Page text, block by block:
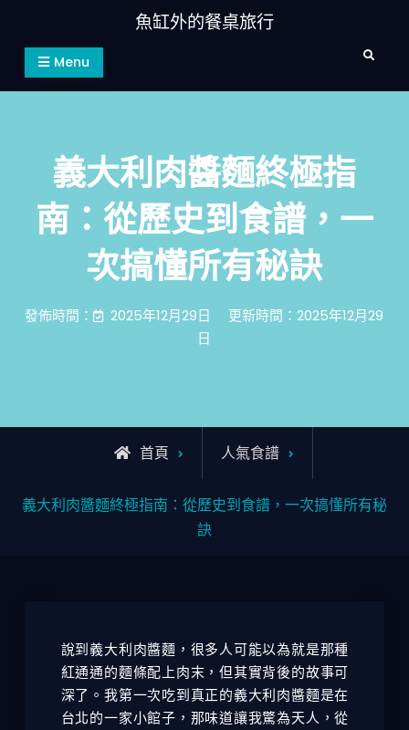
content
魚缸外的餐桌旅行
Menu Search
義大利肉醬麵終極指
南：從歷史到食譜，一
次搞懂所有秘訣
發佈時間： 2025年12月29日
更新時間：2025年12月29
日
首頁 人氣食譜
義大利肉醬麵終極指南：從歷史到食譜，一次搞懂所有秘
訣
說到義大利肉醬麵，很多人可能以為就是那種
紅通通的麵條配上肉末，但其實背後的故事可
深了。我第一次吃到真正的義大利肉醬麵是在
台北的一家小館子，那味道讓我驚為天人，從